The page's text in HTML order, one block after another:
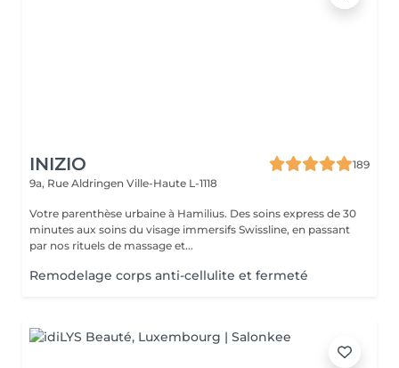
INIZIO
189
9a, Rue Aldringen Ville-Haute L-1118
Votre parenthèse urbaine à Hamilius. Des soins express de 30
minutes aux soins du visage immersifs Swissline, en passant
par nos rituels de massage et...
Remodelage corps anti-cellulite et fermeté